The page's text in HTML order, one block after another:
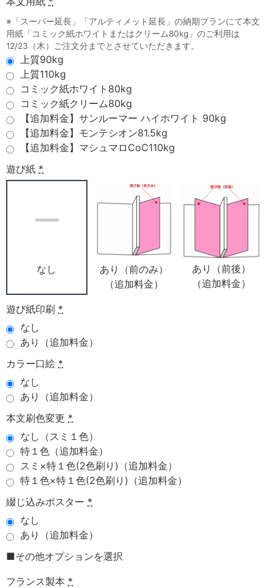
※「スーパー延長」「アルティメット延長」の納期プランにて本文
用紙「コミック紙ホワイトまたはクリーム80kg」のご利用は
12/23（木）ご注文分までとさせていただきます。
上質90kg
上質110kg
コミック紙ホワイト80kg
コミック紙クリーム80kg
【追加料金】サンルーマー ハイホワイト 90kg
【追加料金】モンテシオン81.5kg
【追加料金】マシュマロCoC110kg
遊び紙 *
なし
あり（前のみ）
（追加料金）
あり（前後）
（追加料金）
遊び紙印刷 *
なし
あり（追加料金）
カラー口絵 *
なし
あり（追加料金）
本文刷色変更 *
なし（スミ１色）
特１色（追加料金）
スミ×特１色(2色刷り)（追加料金）
特１色×特１色(2色刷り)（追加料金）
綴じ込みポスター *
なし
あり（追加料金）
■その他オプションを選択
フランス製本 *